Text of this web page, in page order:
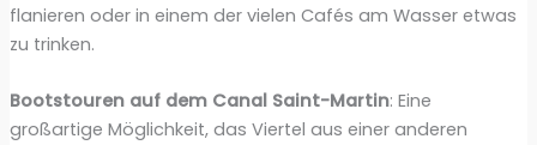
flanieren oder in einem der vielen Cafés am Wasser etwas
zu trinken.
Bootstouren auf dem Canal Saint-Martin: Eine
großartige Möglichkeit, das Viertel aus einer anderen